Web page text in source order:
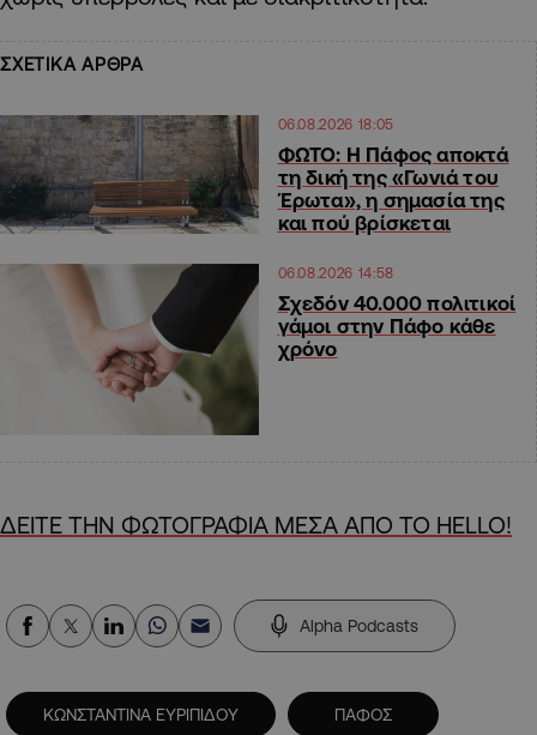
ΣΧΕΤΙΚΑ ΑΡΘΡΑ
06.08.2026 18:05
ΦΩΤΟ: Η Πάφος αποκτά
τη δική της «Γωνιά του
Έρωτα», η σημασία της
και πού βρίσκεται
06.08.2026 14:58
Σχεδόν 40.000 πολιτικοί
γάμοι στην Πάφο κάθε
χρόνο
ΔΕΙΤΕ ΤΗΝ ΦΩΤΟΓΡΑΦΙΑ ΜΕΣΑ ΑΠΟ ΤΟ HELLO!
Alpha Podcasts
ΚΩΝΣΤΑΝΤΙΝΑ ΕΥΡΙΠΙΔΟΥ ΠΑΦΟΣ